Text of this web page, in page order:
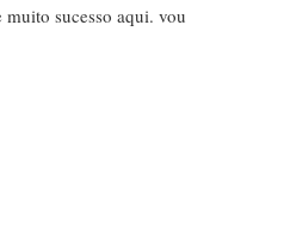
sucesso aqui. vou